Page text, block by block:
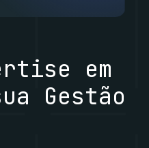
em
Gestão